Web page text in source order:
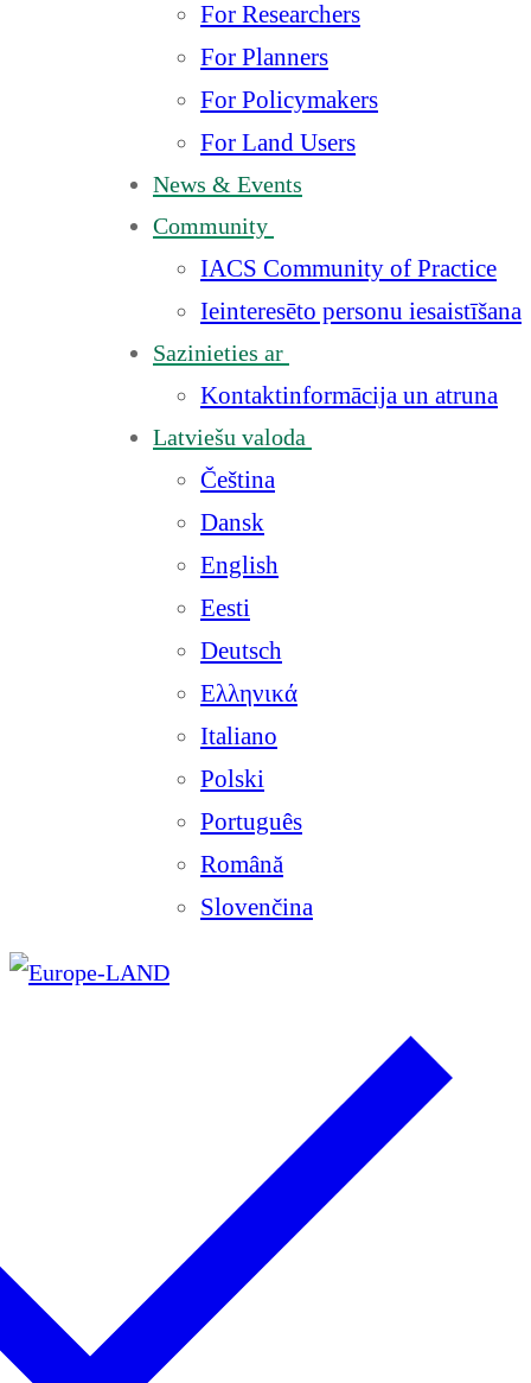
For Researchers
For Planners
For Policymakers
For Land Users
News & Events
Community
IACS Community of Practice
Ieinteresēto personu iesaistīšana
Sazinieties ar
Kontaktinformācija un atruna
Latviešu valoda
Čeština
Dansk
English
Eesti
Deutsch
Ελληνικά
Italiano
Polski
Português
Română
Slovenčina